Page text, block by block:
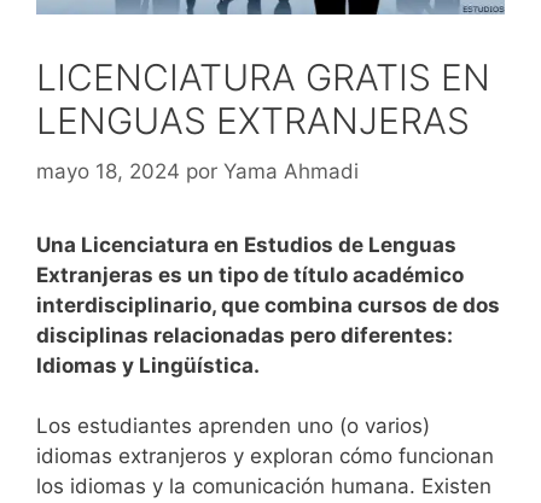
LICENCIATURA GRATIS EN
LENGUAS EXTRANJERAS
mayo 18, 2024 por Yama Ahmadi
Una Licenciatura en Estudios de Lenguas
Extranjeras es un tipo de título académico
interdisciplinario, que combina cursos de dos
disciplinas relacionadas pero diferentes:
Idiomas y Lingüística.
Los estudiantes aprenden uno (o varios)
idiomas extranjeros y exploran cómo funcionan
los idiomas y la comunicación humana. Existen